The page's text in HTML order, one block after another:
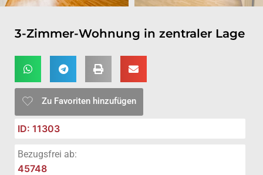
3-Zimmer-Wohnung in zentraler Lage
Zu Favoriten hinzufügen
ID: 11303
Bezugsfrei ab:
45748